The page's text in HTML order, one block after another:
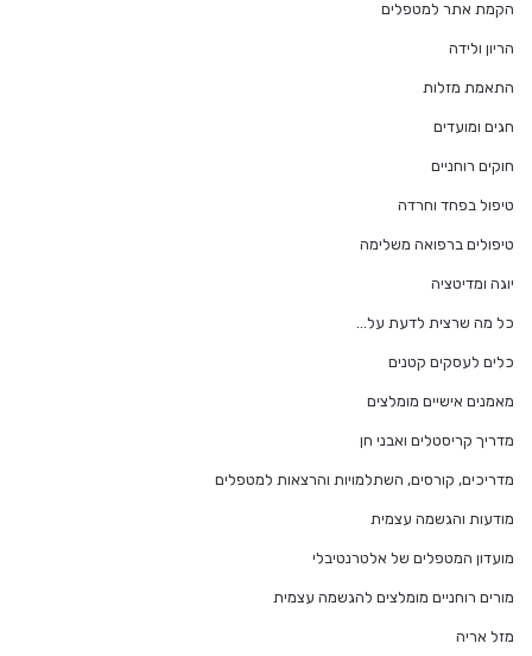
הקמת אתר למטפלים
הריון ולידה
התאמת מזלות
חגים ומועדים
חוקים רוחניים
טיפול בפחד וחרדה
טיפולים ברפואה משלימה
יוגה ומדיטציה
כל מה שרצית לדעת על…
כלים לעסקים קטנים
מאמנים אישיים מומלצים
מדריך קריסטלים ואבני חן
מדריכים, קורסים, השתלמויות והרצאות למטפלים
מודעות והגשמה עצמית
מועדון המטפלים של אלטרנטיבלי
מורים רוחניים מומלצים להגשמה עצמית
מזל אריה